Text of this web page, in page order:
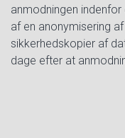
anmodningen
af en anonymisering
sikkerhedskopier af
dage efter at